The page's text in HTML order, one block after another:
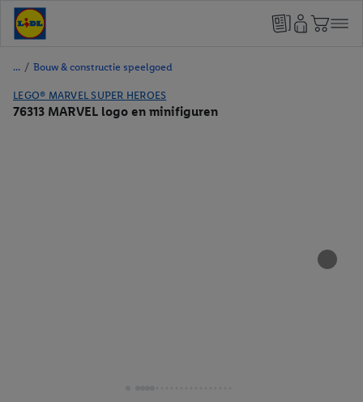
/ Bouw & constructie speelgoed
LEGO® MARVEL SUPER HEROES
76313 MARVEL logo en minifiguren